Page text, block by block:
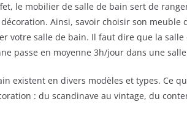
le mobilier de salle de bain sert de
Ainsi, savoir choisir son meuble
votre salle de bain. Il faut dire que la salle
passe en moyenne 3h/jour dans une
existent en divers modèles et types. Ce
: du scandinave au vintage, du